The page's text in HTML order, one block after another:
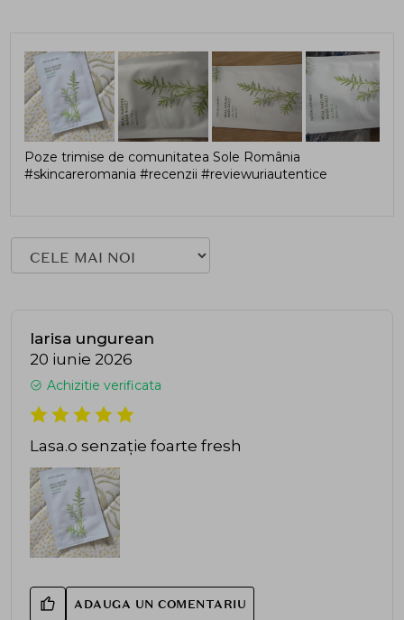
Poze trimise de comunitatea Sole România
#skincareromania #recenzii #reviewuriautentice
larisa ungurean
20 iunie 2026
Achizitie verificata
Lasa.o senzație foarte fresh
ADAUGA UN COMENTARIU